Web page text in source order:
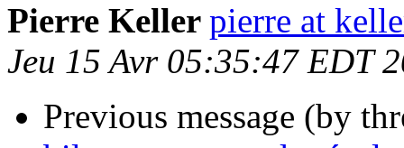
Pierre Keller pierre at
Jeu 15 Avr 05:35:47 EDT
Previous message (by